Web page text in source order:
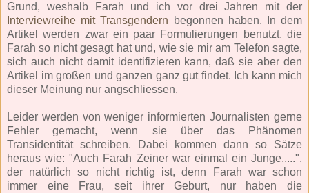
Grund, weshalb Farah und ich vor drei Jahren mit der
Interviewreihe mit Transgendern begonnen haben. In dem
Artikel werden zwar ein paar Formulierungen benutzt, die
Farah so nicht gesagt hat und, wie sie mir am Telefon sagte,
sich auch nicht damit identifizieren kann, daß sie aber den
Artikel im großen und ganzen ganz gut findet. Ich kann mich
dieser Meinung nur angschliessen.
Leider werden von weniger informierten Journalisten gerne
Fehler gemacht, wenn sie über das Phänomen
Transidentität schreiben. Dabei kommen dann so Sätze
heraus wie: "Auch Farah Zeiner war einmal ein Junge,....",
der natürlich so nicht richtig ist, denn Farah war schon
immer eine Frau, seit ihrer Geburt, nur haben die